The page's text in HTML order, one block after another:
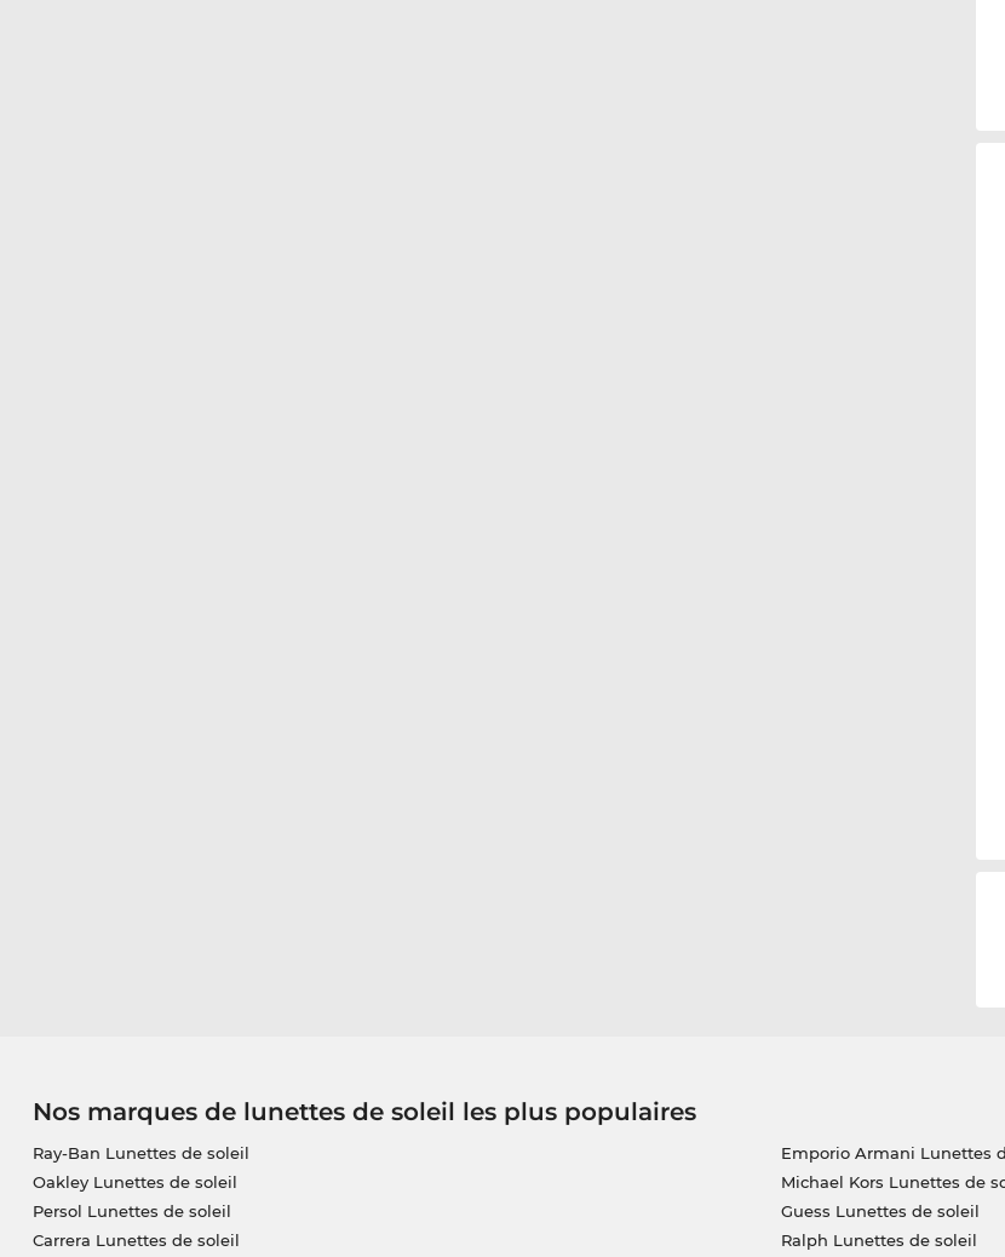
Nos marques de lunettes de soleil les plus populaires
Ray-Ban Lunettes de soleil
Oakley Lunettes de soleil
Persol Lunettes de soleil
Carrera Lunettes de soleil
Emporio Armani Lunettes
Michael Kors Lunettes de
Guess Lunettes de soleil
Ralph Lunettes de soleil